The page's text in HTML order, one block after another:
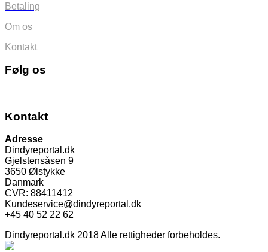
Betaling
Om os
Kontakt
Følg os
Kontakt
Adresse
Dindyreportal.dk
Gjelstensåsen 9
3650 Ølstykke
Danmark
CVR: 88411412
Kundeservice@dindyreportal.dk
+45 40 52 22 62
Dindyreportal.dk 2018 Alle rettigheder forbeholdes.